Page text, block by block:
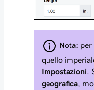
Nota: per
quello
Impostazioni.
geografica,